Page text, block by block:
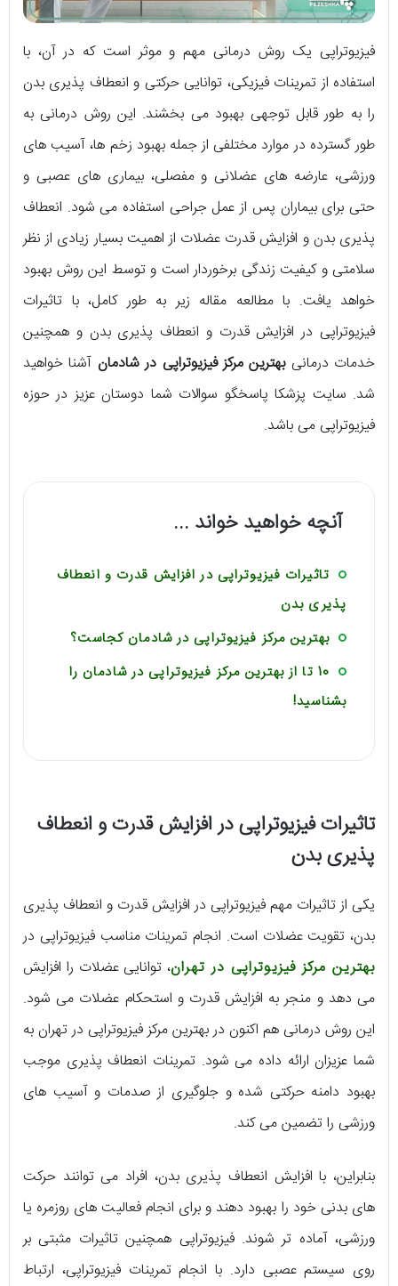
فیزیوتراپی یک روش درمانی مهم و موثر است که در آن، با
استفاده از تمرینات فیزیکی، توانایی حرکتی و انعطاف پذیری بدن
را به طور قابل توجهی بهبود می ‌بخشند. این روش درمانی به
طور گسترده در موارد مختلفی از جمله بهبود زخم ‌ها، آسیب‌ های
ورزشی، عارضه ‌های عضلانی و مفصلی، بیماری‌ های عصبی و
حتی برای بیماران پس از عمل جراحی استفاده می ‌شود. انعطاف
پذیری بدن و افزایش قدرت عضلات از اهمیت بسیار زیادی از نظر
سلامتی و کیفیت زندگی برخوردار است و توسط این روش بهبود
خواهد یافت. با مطالعه مقاله زیر به طور کامل، با تاثیرات
فیزیوتراپی در افزایش قدرت و انعطاف پذیری بدن و همچنین
خدمات درمانیبهترین مرکز فیزیوتراپی در شادمان آشنا خواهید
شد. سایت پزشکا پاسخگو سوالات شما دوستان عزیز در حوزه
فیزیوتراپی می ‌باشد.
آنچه خواهید خواند ...
تاثیرات فیزیوتراپی در افزایش قدرت و انعطاف
پذیری بدن
بهترین مرکز فیزیوتراپی در شادمان کجاست؟
10 تا از بهترین مرکز فیزیوتراپی در شادمان را
بشناسید!
تاثیرات فیزیوتراپی در افزایش قدرت و انعطاف
پذیری بدن
یکی از تاثیرات مهم فیزیوتراپی در افزایش قدرت و انعطاف پذیری
بدن، تقویت عضلات است. انجام تمرینات مناسب فیزیوتراپی در
بهترین مرکز فیزیوتراپی در تهران، توانایی عضلات را افزایش
می ‌دهد و منجر به افزایش قدرت و استحکام عضلات می ‌شود.
این روش درمانی هم اکنون در بهترین مرکز فیزیوتراپی در تهران به
شما عزیزان ارائه داده می شود. تمرینات انعطاف پذیری موجب
بهبود دامنه حرکتی شده و جلوگیری از صدمات و آسیب‌ های
ورزشی را تضمین می ‌کند.
بنابراین، با افزایش انعطاف پذیری بدن، افراد می‌ ‌توانند حرکت‌
های بدنی خود را بهبود دهند و برای انجام فعالیت‌ ‌های روزمره یا
ورزشی، آماده ‌تر شوند. فیزیوتراپی همچنین تاثیرات مثبتی بر
روی سیستم عصبی دارد. با انجام تمرینات فیزیوتراپی، ارتباط